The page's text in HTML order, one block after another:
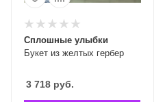
Букет из желтых гербер
Сплошные улыбки
3 718 руб.